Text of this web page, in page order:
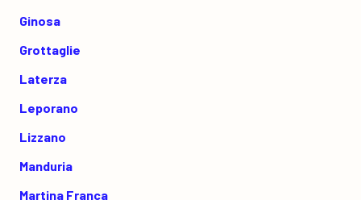
Ginosa
Grottaglie
Laterza
Leporano
Lizzano
Manduria
Martina Franca